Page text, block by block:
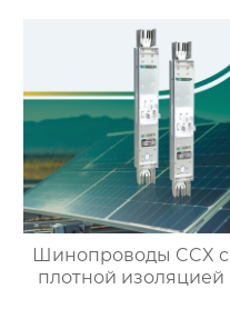
Шинопроводы CCX с
плотной изоляцией